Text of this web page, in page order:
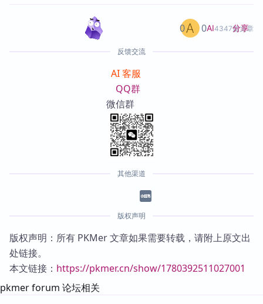
AI4347篇文章
0 0 分享
反馈交流
AI 客服
QQ群
微信群
其他渠道
版权声明
版权声明：所有 PKMer 文章如果需要转载，请附上原文出
处链接。
本文链接： https://pkmer.cn/show/1780392511027001
pkmer forum 论坛相关